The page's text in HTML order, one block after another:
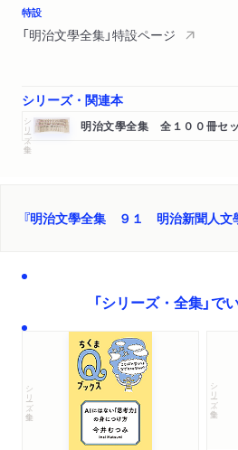
民報刊行の趣旨
憲法第六十七條「同意」の解釋
ズ
東京府會ハ權外ノ事ヲ議スルニ非ザ
藤原氏王室ヲ待ツノ制猶今日ニ存スル
告國會願望者諸君
“板垣退助君ヲ上野精養軒ニ招待セシ時
東京府民ニ告ク
直輸出未ダ必シモ喜ブベキニ非ズ
社會進歩ノ度ニ隨ヒ撰擧權ヲ伸濶スヘ
肥塚龍篇（婚姻性質辨
非天説
告東京府民
政事上ノ主宰ハ誰ソ
特設
「明治文學全集」特設ページ
シリーズ・関連本
シリーズ・全集 明治文學全集 全１００冊セ
『明治文學全集 ９１ 明治新聞人文
「シリーズ・全集」で
シリーズ・全集 シリーズ・全集